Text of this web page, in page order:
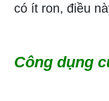
có ít ron, điều
Công dụng